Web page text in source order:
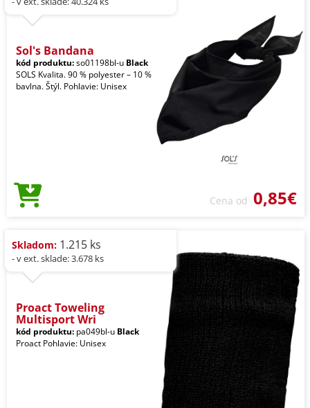
Sol's Bandana
kód produktu:so01198bl-u Black
SOLS Kvalita. 90 % polyester – 10 %
bavlna. Štýl. Pohlavie: Unisex
Cena od 0,85€
Skladom: 1.215 ks
- v ext. sklade: 3.678 ks
Proact Toweling
Multisport Wri
kód produktu: pa049bl-u Black
Proact Pohlavie: Unisex